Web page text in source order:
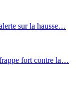
sur la hausse…
fort contre la…